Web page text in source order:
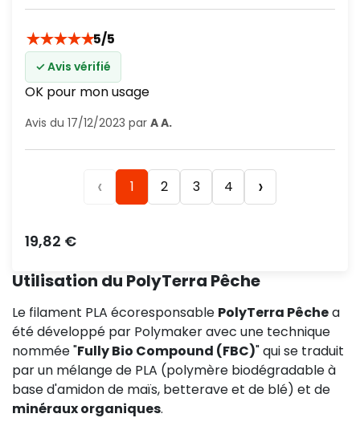
★★★★★5/5
✓ Avis vérifié
OK pour mon usage
Avis du 17/12/2023 par A A.
‹ 1 2 3 4 ›
Prix
19,82 €
Utilisation du PolyTerra Pêche
Le filament PLA écoresponsable PolyTerra Pêchea
été développé par Polymaker avec une technique
nommée "Fully Bio Compound (FBC)" qui se traduit
par un mélange de PLA (polymère biodégradable à
base d'amidon de maïs, betterave et de blé) et de
minéraux organiques.